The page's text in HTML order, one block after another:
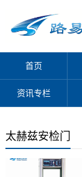
首页
资讯专栏
太赫兹安检门